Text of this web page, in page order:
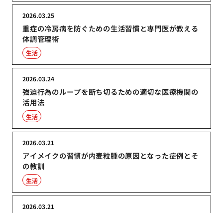
重症の冷房病を防ぐための生活習慣と専門医が教える
体調管理術
2026.03.25
生活
強迫行為のループを断ち切るための適切な医療機関の
活用法
2026.03.24
生活
アイメイクの習慣が内麦粒腫の原因となった症例とそ
の教訓
2026.03.21
生活
2026.03.21